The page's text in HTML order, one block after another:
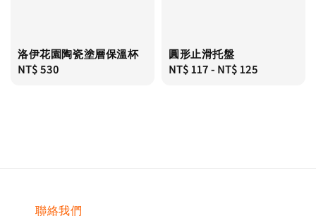
洛伊花園陶瓷塗層保溫杯
Regular
NT$ 530
圓形止滑托盤
Regular
NT$ 117- NT$ 125
聯絡我們